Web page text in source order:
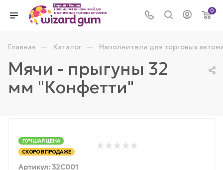
0
Главная — Каталог — Наполнители для торговых
Мячи - прыгуны 32
мм "Конфетти"
ЛУЧШАЯ ЦЕНА
СКОРО В ПРОДАЖЕ
Артикул: 32С001